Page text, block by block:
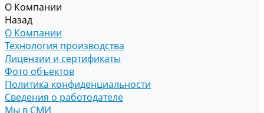
О Компании
Назад
О Компании
Технология производства
Лицензии и сертификаты
Фото объектов
Политика конфиденциальности
Сведения о работодателе
Мы в СМИ